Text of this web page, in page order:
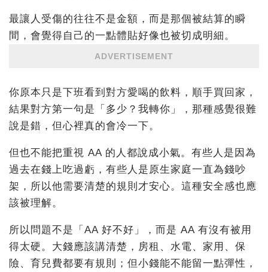
最讓人受傷的往往不是金額，而是那個被結算的瞬
間，會覺得自己的一點體貼好像也被切成明細。
ADVERTISEMENT
你原本只是下班看到對方愛喝的飲料，順手買回家，
結果對方第一句是「多少？我轉你」，那種感覺很難
說是錯，但心裡真的會冷一下。
但也不能把重視 AA 的人都說成小氣。有些人是因為
過去在錢上吃過虧，有些人是原生家庭一直為錢吵
架，所以他需要清楚的規則才安心。這種安全感也應
該被理解。
所以問題不是「AA 好不好」，而是 AA 有沒有被用
得太硬。大錢應該講清楚，房租、水電、家用、保
險、育兒費都要有規則；但小錢能不能留一點彈性，